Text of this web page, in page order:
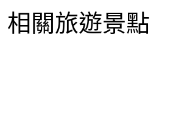
相關旅遊景點